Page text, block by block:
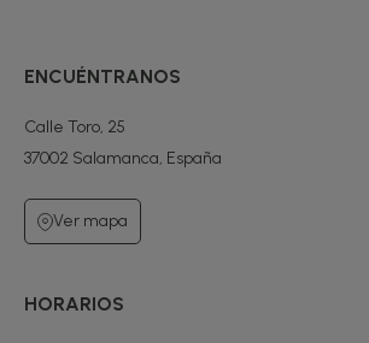
ENCUÉNTRANOS
Calle Toro, 25
37002 Salamanca, España
Ver mapa
HORARIOS